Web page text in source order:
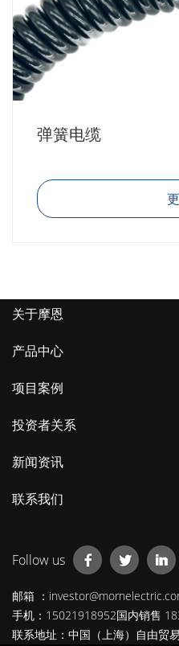
弹簧电缆
关于摩恩
产品中心
项目案例
投资者关系
新闻资讯
联系我们
Follow us
邮箱 ：
手机：15021918952国内销售
联系地址：中国（上海）自由贸